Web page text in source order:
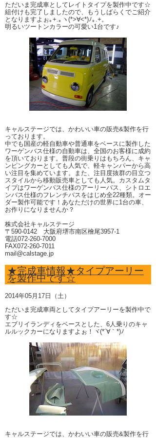
ただいま完成車としてレイトタイプを製作中です☆
組付けも完了しましたので、もうしばらくでご紹介
となりますよぉ｡+.｡ヽ(*>∀<*)ﾉ｡.+。
明るいツートンカラーの可愛い1台です♪
キャルステージでは、かわいい車の販売&製作を行
っております。
中でも国産の軽自動車や普通車をベースに製作した
ワーゲンバス仕様の自動車は、全国のお客様に成約
を頂いております。普段の街乗りはもちろん、キャ
ンピングカーとしても人気で、軽キャンパーから高
い注目を集めています。また、注目度抜群の目立つ
スタイルから移動販売車としても人気。カスタムタ
イプはワーゲンバス仕様のアーリーバス、シトロエ
ンバス仕様のフレンチバスをはじめ全22種類。オー
ダー製作可能です！あなただけの世界に1台の車、
お作りになりませんか？
株式会社キャルステージ
〒590-0142 大阪府堺市南区檜尾3957-1
電話072-260-7000
FAX072-260-7011
mail@calstage.jp
★完成車情報★タイプアーリー
を製作中です☆
2014年05月17日（土）
ただいま完成車両としてタイプアーリーを製作中で
す☆
エブリイランディをベースとした、6人乗りのキャ
ルルックカーになりますよぉ！ヾ(*´∀｀*)ﾉ
キャルステージでは、かわいい車の販売&製作を行